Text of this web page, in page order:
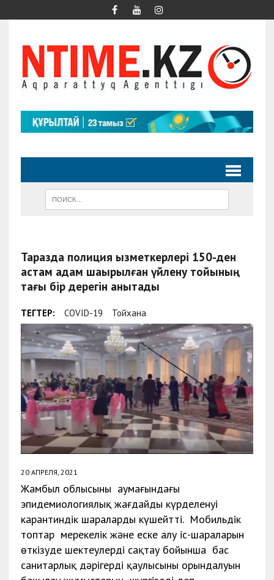
Таразда полиция қызметкерлері 150-ден
астам адам шақырылған үйлену тойының
тағы бір дерегін анықтады
ТЕГТЕР: COVID-19 Тойхана
20 АПРЕЛЯ, 2021
Жамбыл облысының аумағындағы
эпидемиологиялық жағдайдың күрделенуі
карантиндік шараларды күшейтті. Мобильдік
топтар мерекелік және еске алу іс-шараларын
өткізуде шектеулерді сақтау бойынша бас
санитарлық дәрігердің қаулысының орындалуын